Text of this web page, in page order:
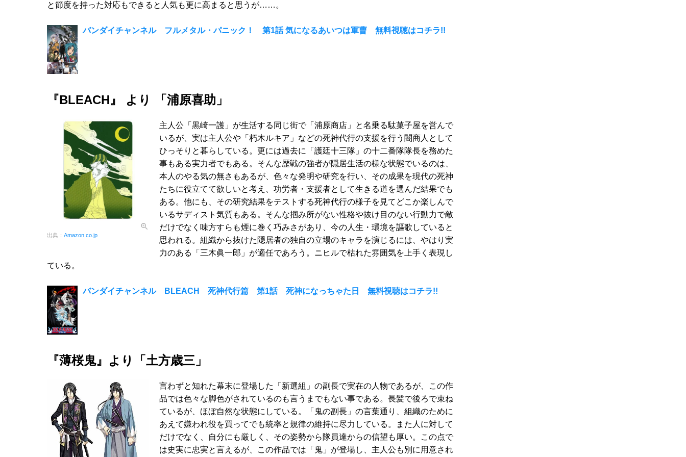
と節度を持った対応もできると人気も更に高まると思うが……。
バンダイチャンネル フルメタル・パニック！ 第1話 気になるあいつは軍曹 無料視聴はコチラ!!
『BLEACH』 より 「浦原喜助」
出典： Amazon.co.jp
主人公「黒崎一護」が生活する同じ街で「浦原商店」と名乗る駄菓子屋を営んで
いるが、実は主人公や「朽木ルキア」などの死神代行の支援を行う闇商人として
ひっそりと暮らしている。更には過去に「護廷十三隊」の十二番隊隊長を務めた
事もある実力者でもある。そんな歴戦の強者が隠居生活の様な状態でいるのは、
本人のやる気の無さもあるが、色々な発明や研究を行い、その成果を現代の死神
たちに役立てて欲しいと考え、功労者・支援者として生きる道を選んだ結果でも
ある。他にも、その研究結果をテストする死神代行の様子を見てどこか楽しんで
いるサディスト気質もある。そんな掴み所がない性格や抜け目のない行動力で敵
だけでなく味方すらも煙に巻く巧みさがあり、今の人生・環境を謳歌していると
思われる。組織から抜けた隠居者の独自の立場のキャラを演じるには、やはり実
力のある「三木眞一郎」が適任であろう。ニヒルで枯れた雰囲気を上手く表現し
ている。
バンダイチャンネル BLEACH 死神代行篇 第1話 死神になっちゃた日 無料視聴はコチラ!!
『薄桜鬼』より「土方歳三」
言わずと知れた幕末に登場した「新選組」の副長で実在の人物であるが、この作
品では色々な脚色がされているのも言うまでもない事である。長髪で後ろで束ね
ているが、ほぼ自然な状態にしている。「鬼の副長」の言葉通り、組織のために
あえて嫌われ役を買ってでも統率と規律の維持に尽力している。また人に対して
だけでなく、自分にも厳しく、その姿勢から隊員達からの信望も厚い。この点で
は史実に忠実と言えるが、この作品では「鬼」が登場し、主人公も別に用意され